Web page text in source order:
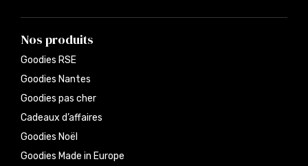
Nos produits
Goodies RSE
Goodies Nantes
Goodies pas cher
Cadeaux d’affaires
Goodies Noël
Goodies Made in Europe